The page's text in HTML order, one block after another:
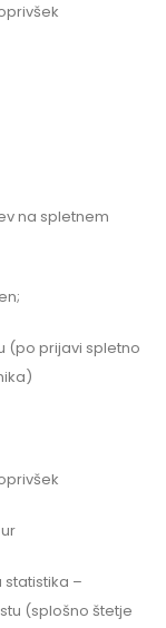
na spletnem
(po prijavi spletno
–
(splošno štetje